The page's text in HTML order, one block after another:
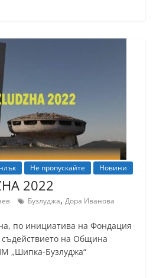
Не пропускайте Новини
2022
Бузлуджа,Дора Иванова
по инициатива на Фондация
съдействието на Община
„Шипка-Бузлуджа“